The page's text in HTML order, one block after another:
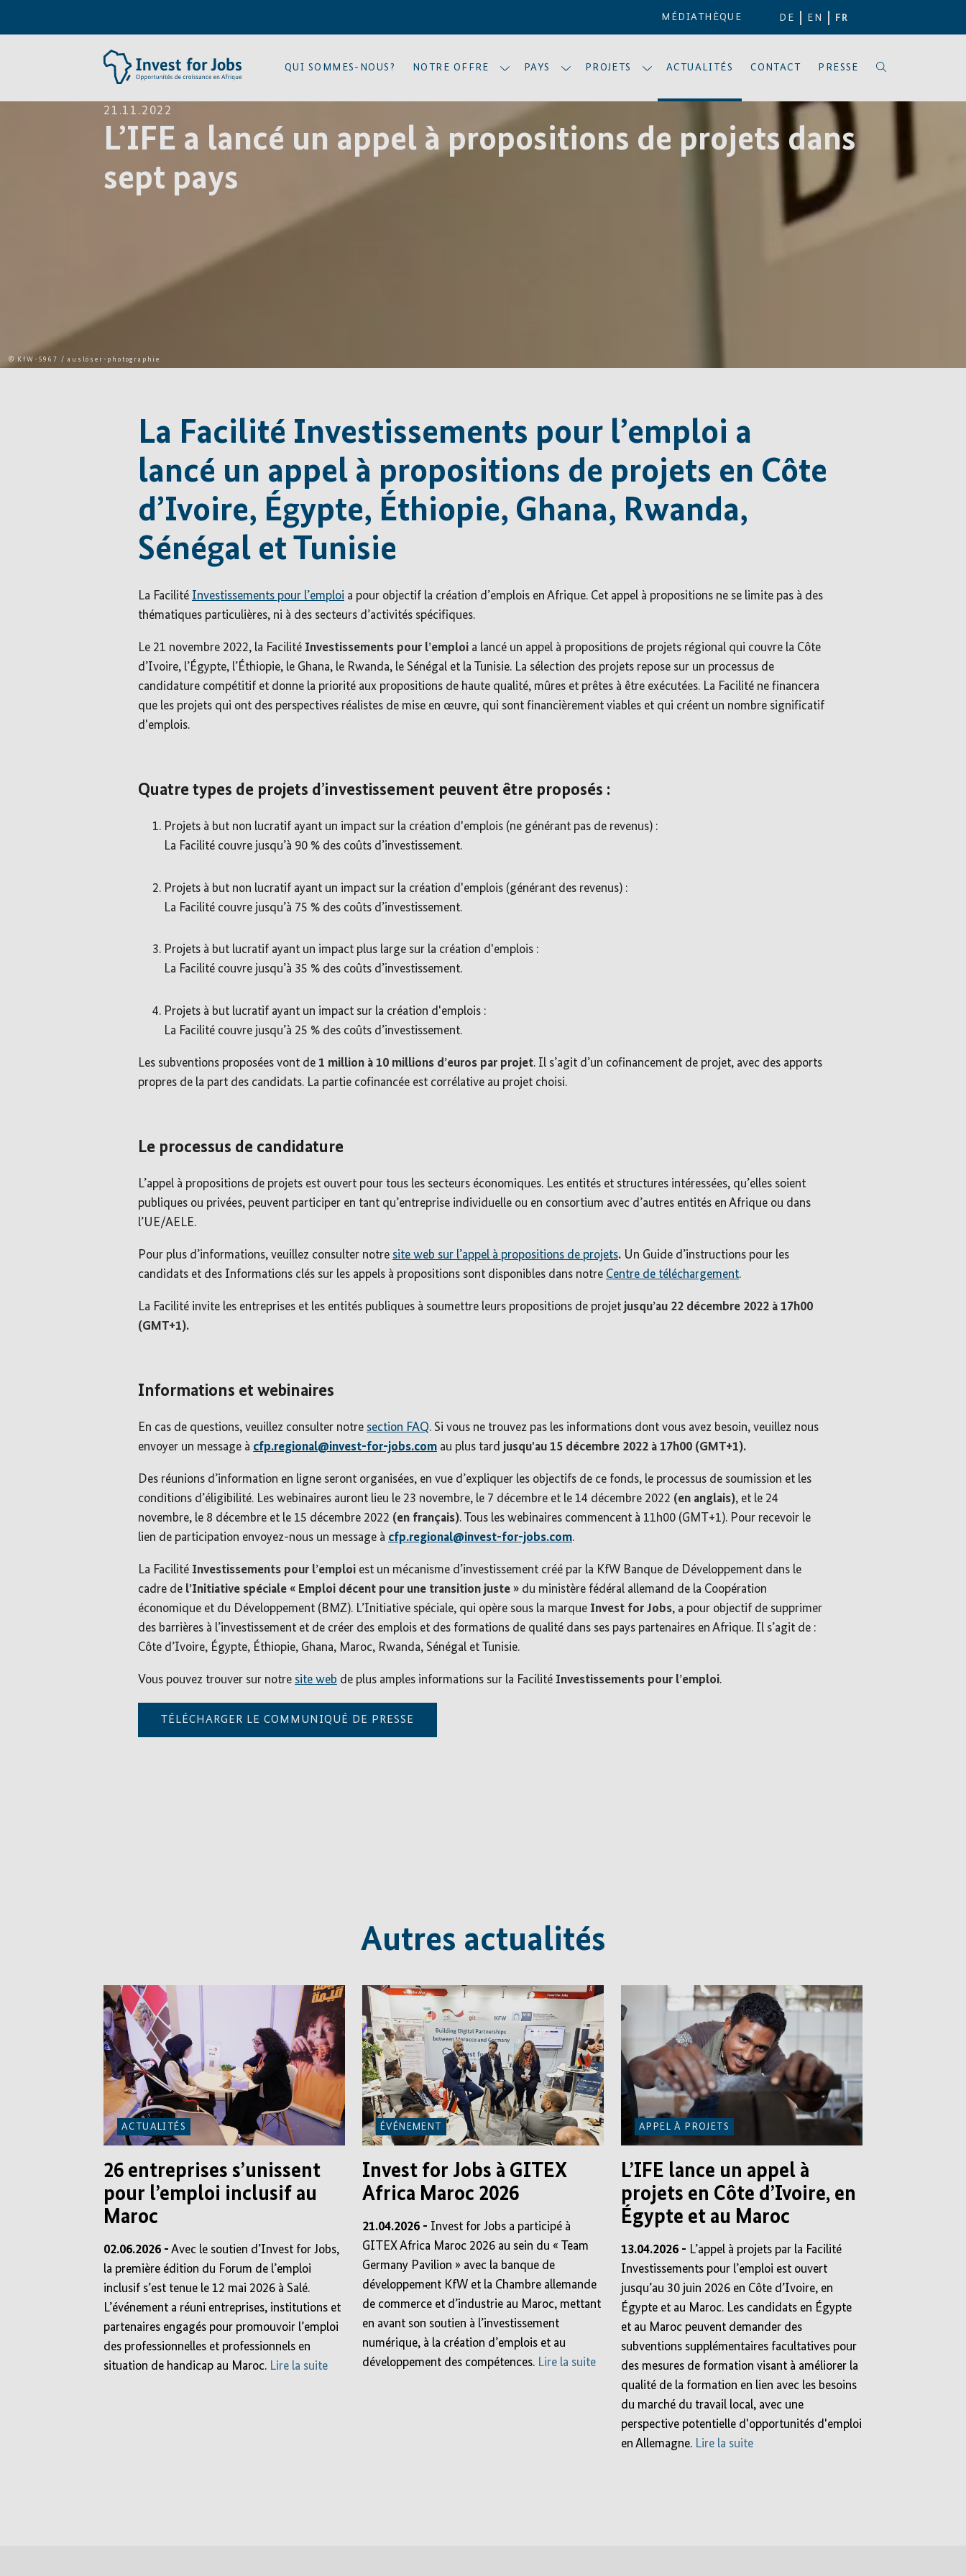
MÉDIATHÈQUE DE EN FR
QUI SOMMES-NOUS? NOTRE OFFRE PAYS PROJETS ACTUALITÉS CONTACT PRESSE
21.11.2022
L’IFE a lancé un appel à propositions de projets dans
sept pays
© KfW-5967 / auslöser-photographie
La Facilité Investissements pour l’emploi a
lancé un appel à propositions de projets en Côte
d’Ivoire, Égypte, Éthiopie, Ghana, Rwanda,
Sénégal et Tunisie
La Facilité Investissements pour l’emploi a pour objectif la création d’emplois en Afrique. Cet appel à propositions ne se limite pas à des
thématiques particulières, ni à des secteurs d’activités spécifiques.
Le 21 novembre 2022, la Facilité Investissements pour l’emploi a lancé un appel à propositions de projets régional qui couvre la Côte
d’Ivoire, l’Égypte, l’Éthiopie, le Ghana, le Rwanda, le Sénégal et la Tunisie. La sélection des projets repose sur un processus de
candidature compétitif et donne la priorité aux propositions de haute qualité, mûres et prêtes à être exécutées. La Facilité ne financera
que les projets qui ont des perspectives réalistes de mise en œuvre, qui sont financièrement viables et qui créent un nombre significatif
d'emplois.
Quatre types de projets d’investissement peuvent être proposés :
Projets à but non lucratif ayant un impact sur la création d'emplois (ne générant pas de revenus) :
La Facilité couvre jusqu’à 90 % des coûts d’investissement.
Projets à but non lucratif ayant un impact sur la création d'emplois (générant des revenus) :
La Facilité couvre jusqu’à 75 % des coûts d’investissement.
Projets à but lucratif ayant un impact plus large sur la création d'emplois :
La Facilité couvre jusqu’à 35 % des coûts d’investissement.
Projets à but lucratif ayant un impact sur la création d'emplois :
La Facilité couvre jusqu’à 25 % des coûts d’investissement.
Les subventions proposées vont de 1 million à 10 millions d’euros par projet. Il s’agit d’un cofinancement de projet, avec des apports
propres de la part des candidats. La partie cofinancée est corrélative au projet choisi.
Le processus de candidature
L’appel à propositions de projets est ouvert pour tous les secteurs économiques. Les entités et structures intéressées, qu’elles soient
publiques ou privées, peuvent participer en tant qu’entreprise individuelle ou en consortium avec d’autres entités en Afrique ou dans
l’UE/AELE.
Pour plus d’informations, veuillez consulter notre site web sur l’appel à propositions de projets. Un Guide d’instructions pour les
candidats et des Informations clés sur les appels à propositions sont disponibles dans notre Centre de téléchargement.
La Facilité invite les entreprises et les entités publiques à soumettre leurs propositions de projet jusqu’au 22 décembre 2022 à 17h00
(GMT+1).
Informations et webinaires
En cas de questions, veuillez consulter notre section FAQ. Si vous ne trouvez pas les informations dont vous avez besoin, veuillez nous
envoyer un message à cfp.regional@invest-for-jobs.com au plus tard jusqu'au 15 décembre 2022 à 17h00 (GMT+1).
Des réunions d’information en ligne seront organisées, en vue d’expliquer les objectifs de ce fonds, le processus de soumission et les
conditions d’éligibilité. Les webinaires auront lieu le 23 novembre, le 7 décembre et le 14 décembre 2022 (en anglais), et le 24
novembre, le 8 décembre et le 15 décembre 2022 (en français). Tous les webinaires commencent à 11h00 (GMT+1). Pour recevoir le
lien de participation envoyez-nous un message à cfp.regional@invest-for-jobs.com.
La Facilité Investissements pour l’emploi est un mécanisme d’investissement créé par la KfW Banque de Développement dans le
cadre de l’Initiative spéciale « Emploi décent pour une transition juste » du ministère fédéral allemand de la Coopération
économique et du Développement (BMZ). L’Initiative spéciale, qui opère sous la marque Invest for Jobs, a pour objectif de supprimer
des barrières à l’investissement et de créer des emplois et des formations de qualité dans ses pays partenaires en Afrique. Il s’agit de :
Côte d’Ivoire, Égypte, Éthiopie, Ghana, Maroc, Rwanda, Sénégal et Tunisie.
Vous pouvez trouver sur notre site web de plus amples informations sur la Facilité Investissements pour l’emploi.
TÉLÉCHARGER LE COMMUNIQUÉ DE PRESSE
Autres actualités
ACTUALITÉS
26 entreprises s’unissent
pour l’emploi inclusif au
Maroc
02.06.2026 - Avec le soutien d’Invest for Jobs,
la première édition du Forum de l’emploi
inclusif s’est tenue le 12 mai 2026 à Salé.
L’événement a réuni entreprises, institutions et
partenaires engagés pour promouvoir l’emploi
des professionnelles et professionnels en
situation de handicap au Maroc. Lire la suite
ÉVÉNEMENT
Invest for Jobs à GITEX
Africa Maroc 2026
21.04.2026 - Invest for Jobs a participé à
GITEX Africa Maroc 2026 au sein du « Team
Germany Pavilion » avec la banque de
développement KfW et la Chambre allemande
de commerce et d’industrie au Maroc, mettant
en avant son soutien à l’investissement
numérique, à la création d’emplois et au
développement des compétences. Lire la suite
APPEL À PROJETS
L’IFE lance un appel à
projets en Côte d’Ivoire, en
Égypte et au Maroc
13.04.2026 - L’appel à projets par la Facilité
Investissements pour l’emploi est ouvert
jusqu’au 30 juin 2026 en Côte d’Ivoire, en
Égypte et au Maroc. Les candidats en Égypte
et au Maroc peuvent demander des
subventions supplémentaires facultatives pour
des mesures de formation visant à améliorer la
qualité de la formation en lien avec les besoins
du marché du travail local, avec une
perspective potentielle d'opportunités d'emploi
en Allemagne. Lire la suite